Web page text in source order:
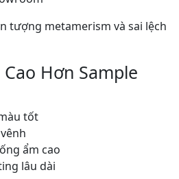
tượng metamerism và sai lệch
Hơn Sample
tốt
ẩm cao
lâu dài